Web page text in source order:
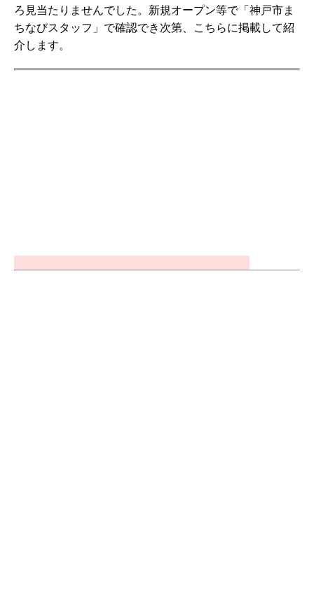
ろ見当たりませんでした。新規オープン等で「神戸市ま
ちなびスタッフ」で確認でき次第、こちらに掲載して紹
介します。